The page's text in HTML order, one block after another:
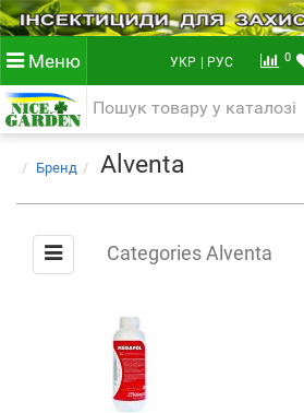
Меню УКР | РУС 0
Бренд Alventa
Categories Alventa